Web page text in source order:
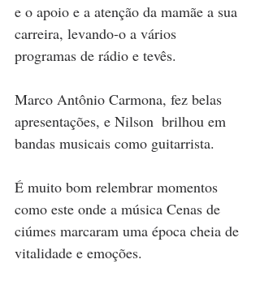
e o apoio e a atenção da mamãe a sua
carreira, levando-o a vários
programas de rádio e tevês.
Marco Antônio Carmona, fez belas
apresentações, e Nilson  brilhou em
bandas musicais como guitarrista.
É muito bom relembrar momentos
como este onde a música Cenas de
ciúmes marcaram uma época cheia de
vitalidade e emoções.